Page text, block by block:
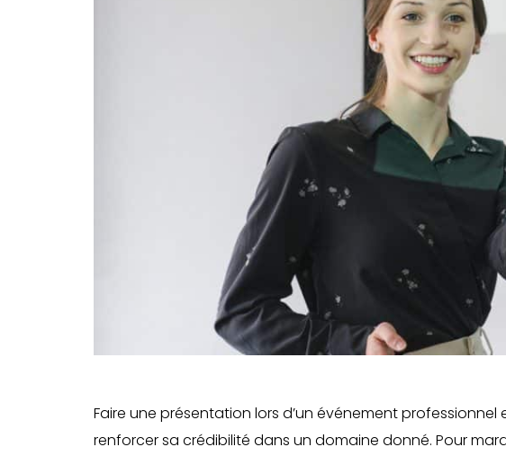
Faire une présentation lors d’un événement
renforcer sa crédibilité dans un domaine donné. Pour